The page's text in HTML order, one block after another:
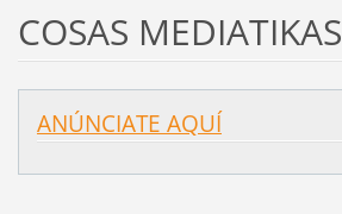
COSAS MEDIATIKAS
ANÚNCIATE AQUÍ